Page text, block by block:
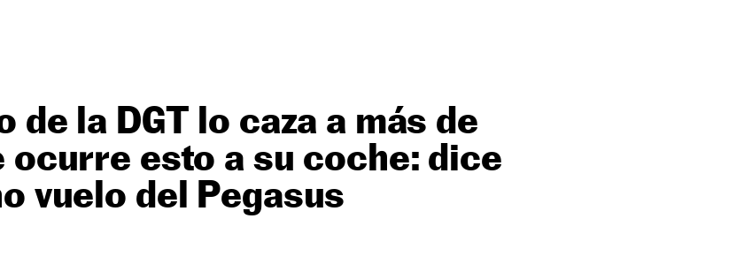
de la DGT lo caza a más de
ocurre esto a su coche: dice
vuelo del Pegasus